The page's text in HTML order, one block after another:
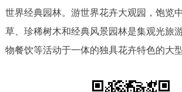
政策兑现 政策解读
决策公开 专题公开
世界经典园林。游世界花卉大观园，饱览
草、珍稀树木和经典风景园林是集观光旅
物餐饮等活动于一体的独具花卉特色的大型